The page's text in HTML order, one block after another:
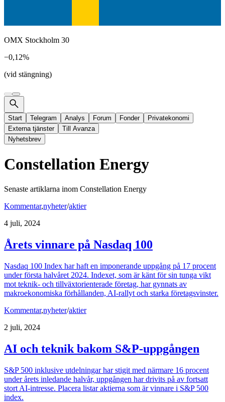
OMX Stockholm 30
−0,12%
(vid stängning)
Start Telegram Analys Forum Fonder
Privatekonomi
Externa tjänster
Till Avanza
Nyhetsbrev
Constellation Energy
Senaste artiklarna inom Constellation Energy
Kommentar,nyheter/aktier
4 juli, 2024
Årets vinnare på Nasdaq 100
Nasdaq 100 Index har haft en imponerande uppgång på 17 procent
under första halvåret 2024. Indexet, som är känt för sin tunga vikt
mot teknik- och tillväxtorienterade företag, har gynnats av
makroekonomiska förhållanden, AI-rallyt och starka företagsvinster.
Kommentar,nyheter/aktier
2 juli, 2024
AI och teknik bakom S&P-uppgången
S&P 500 inklusive utdelningar har stigit med närmare 16 procent
under årets inledande halvår, uppgången har drivits på av fortsatt
stort AI-intresse. Placera listar aktierna som är vinnare i S&P 500
index.